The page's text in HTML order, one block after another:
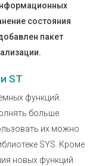
состояния
пакет
ST
функций.
больше
их можно
SYS. Кроме
новых функций